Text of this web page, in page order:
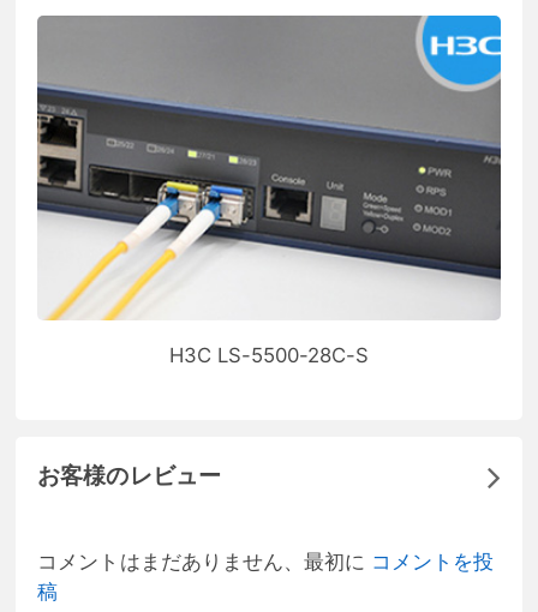
H3C LS-5500-28C-S
お客様のレビュー
コメントはまだありません、最初に コメントを投
稿